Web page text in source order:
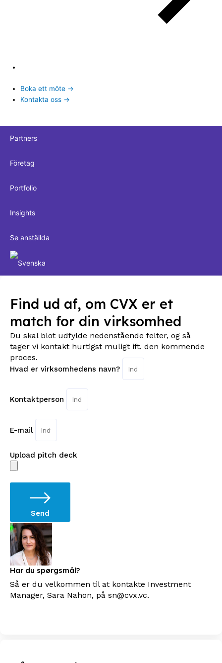
Boka ett möte →
Kontakta oss →
Partners
Företag
Portfolio
Insights
Se anställda
Find ud af, om CVX er et
match for din virksomhed
Du skal blot udfylde nedenstående felter, og så
tager vi kontakt hurtigst muligt ift. den kommende
proces.
Hvad er virksomhedens navn?
Kontaktperson
E-mail
Upload pitch deck
Send
Har du spørgsmål?
Så er du velkommen til at kontakte Investment
Manager, Sara Nahon, på sn@cvx.vc.